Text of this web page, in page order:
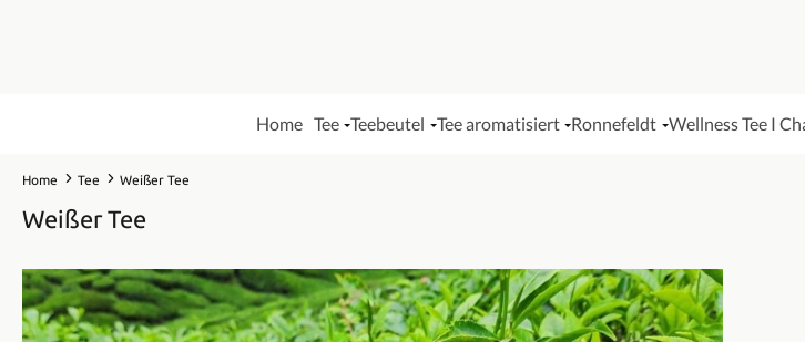
Home Tee Teebeutel Tee aromatisiert Ronnefeldt Wellness Tee I
Home Tee Weißer Tee
Weißer Tee